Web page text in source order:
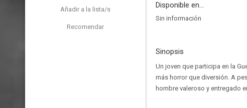
Añadir a la lista/s
Recomendar
Disponible en...
Sin información
Sinopsis
Un joven que participa en la
más horror que diversión. A
hombre valeroso y entregado